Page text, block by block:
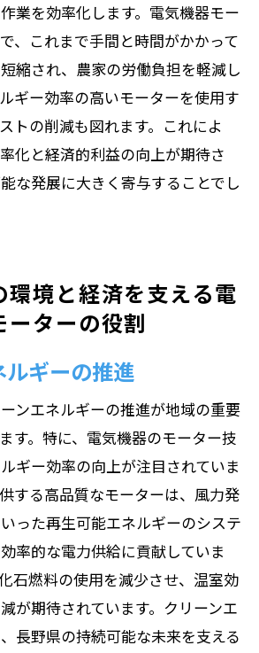
業を効率化します。電気機器モー
、これまで手間と時間がかかって
縮され、農家の労働負担を軽減し
ギー効率の高いモーターを使用す
トの削減も図れます。これによ
化と経済的利益の向上が期待さ
な発展に大きく寄与することでし
環境と経済を支える電
ーターの役割
ギーの推進
ンエネルギーの推進が地域の重要
す。特に、電気機器のモーター技
ギー効率の向上が注目されていま
する高品質なモーターは、風力発
った再生可能エネルギーのシステ
率的な電力供給に貢献していま
石燃料の使用を減少させ、温室効
が期待されています。クリーンエ
長野県の持続可能な未来を支える